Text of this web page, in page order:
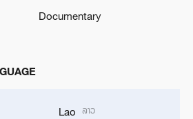
Documentary
Lao ລາວ